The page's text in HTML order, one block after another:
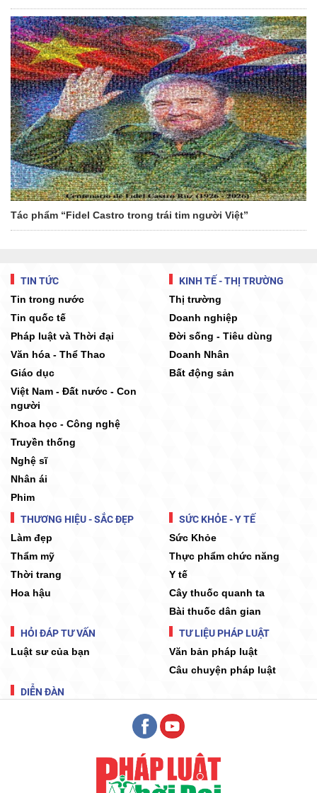
Tác phẩm “Fidel Castro trong trái tim người Việt”
TIN TỨC
Tin trong nước
Tin quốc tế
Pháp luật và Thời đại
Văn hóa - Thể Thao
Giáo dục
Việt Nam - Đất nước - Con
người
Khoa học - Công nghệ
Truyền thống
Nghệ sĩ
Nhân ái
Phim
KINH TẾ - THỊ TRƯỜNG
Thị trường
Doanh nghiệp
Đời sống - Tiêu dùng
Doanh Nhân
Bất động sản
THƯƠNG HIỆU - SẮC ĐẸP
Làm đẹp
Thẩm mỹ
Thời trang
Hoa hậu
SỨC KHỎE - Y TẾ
Sức Khỏe
Thực phẩm chức năng
Y tế
Cây thuốc quanh ta
Bài thuốc dân gian
HỎI ĐÁP TƯ VẤN
Luật sư của bạn
TƯ LIỆU PHÁP LUẬT
Văn bản pháp luật
Câu chuyện pháp luật
DIỄN ĐÀN